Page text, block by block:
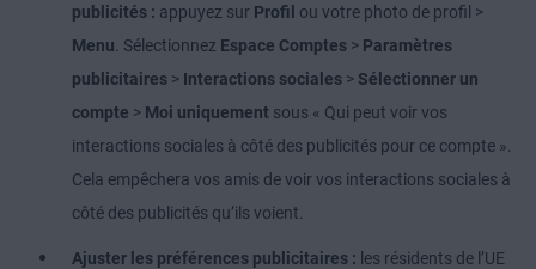
publicités : appuyez sur Profil ou votre photo de profil >
Menu . Sélectionnez Espace Comptes > Paramètres
publicitaires > Interactions sociales > Sélectionner un
compte > Moi uniquement sous « Qui peut voir vos
interactions sociales à côté des publicités pour ce compte ».
Cela empêchera vos amis de voir vos interactions sociales à
côté des publicités qu’ils voient.
Ajuster les préférences publicitaires : les résidents de l’UE